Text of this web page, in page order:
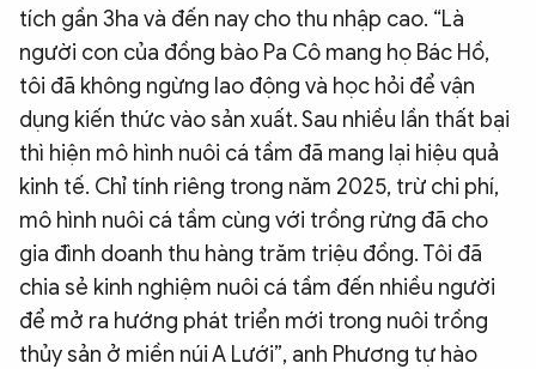
tích gần 3ha và đến nay cho thu nhập cao. “Là
người con của đồng bào Pa Cô mang họ Bác Hồ,
tôi đã không ngừng lao động và học hỏi để vận
dụng kiến thức vào sản xuất. Sau nhiều lần thất bại
thì hiện mô hình nuôi cá tầm đã mang lại hiệu quả
kinh tế. Chỉ tính riêng trong năm 2025, trừ chi phí,
mô hình nuôi cá tầm cùng với trồng rừng đã cho
gia đình doanh thu hàng trăm triệu đồng. Tôi đã
chia sẻ kinh nghiệm nuôi cá tầm đến nhiều người
để mở ra hướng phát triển mới trong nuôi trồng
thủy sản ở miền núi A Lưới”, anh Phương tự hào